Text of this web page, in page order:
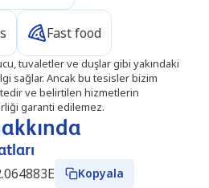
Fast food
tuvaletler ve duşlar gibi yakındaki
sağlar. Ancak bu tesisler bizim
ve belirtilen hizmetlerin
garanti edilemez.
Kopyala